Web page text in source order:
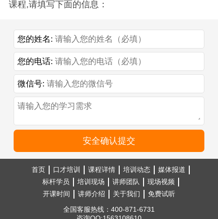
课程,请填写下面的信息：
您的姓名:
您的电话:
微信号:
安全确认提交
首页 口才培训 课程详情 培训动态
媒体报道
标杆学员
培训现场 讲师团队
现场视频
开课时间
讲师介绍 关于我们
免费试听
全国客服热线：400-871-6731